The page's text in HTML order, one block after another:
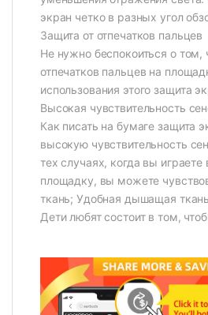
экран четко в разных угол
Защита от отпечатков пальцев
Не нужно беспокоиться о том,
отпечатков пальцев на
использования этого защита
Высокая чувствительность
Как писать на бумаге защита
высокую чувствительность
тех случаях, когда вы играете
площадку, вы можете
ткань; Удобная дышащая
Дети любят состоит в том,